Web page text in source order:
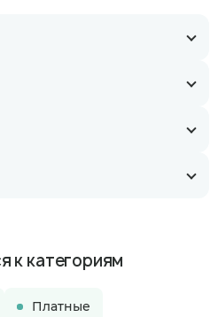
к категориям
Платные